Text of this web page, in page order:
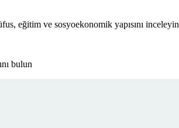
eğitim ve sosyoekonomik yapısını inceleyin
bulun